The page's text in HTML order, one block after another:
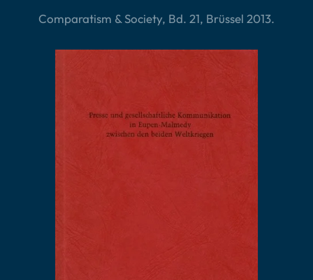
Comparatism & Society, Bd. 21, Brüssel 2013.